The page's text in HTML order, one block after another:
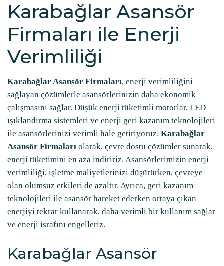
Karabağlar Asansör
Firmaları ile Enerji
Verimliliği
Karabağlar Asansör Firmaları, enerji verimliliğini
sağlayan çözümlerle asansörlerinizin daha ekonomik
çalışmasını sağlar. Düşük enerji tüketimli motorlar, LED
ışıklandırma sistemleri ve enerji geri kazanım teknolojileri
ile asansörlerinizi verimli hale getiriyoruz. Karabağlar
Asansör Firmaları olarak, çevre dostu çözümler sunarak,
enerji tüketimini en aza indiririz. Asansörlerimizin enerji
verimliliği, işletme maliyetlerinizi düşürürken, çevreye
olan olumsuz etkileri de azaltır. Ayrıca, geri kazanım
teknolojileri ile asansör hareket ederken ortaya çıkan
enerjiyi tekrar kullanarak, daha verimli bir kullanım sağlar
ve enerji israfını engelleriz.
Karabağlar Asansör